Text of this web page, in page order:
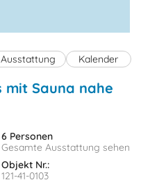
Ausstattung Kalender
mit Sauna nahe
6 Personen
Gesamte Ausstattung sehen
Objekt Nr.:
121-41-0103